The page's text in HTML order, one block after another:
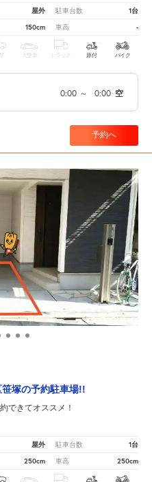
屋外 駐車台数 1台
150cm 車高 -
大型車 トラック 原付 バイク
0:00 ～ 0:00 空
予約へ
塚の予約駐車場!!
できてオススメ！
屋外 駐車台数 1台
250cm 車高 250cm